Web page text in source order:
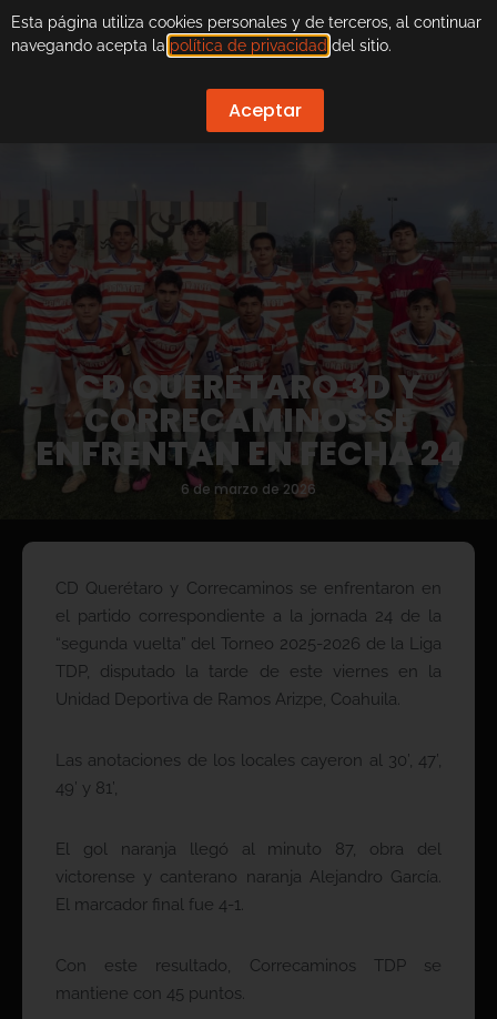
CD QUERÉTARO 3D Y
CORRECAMINOS SE
ENFRENTAN EN FECHA 24
6 de marzo de 2026
CD Querétaro y Correcaminos se enfrentaron en
el partido correspondiente a la jornada 24 de la
“segunda vuelta” del Torneo 2025-2026 de la Liga
TDP, disputado la tarde de este viernes en la
Unidad Deportiva de Ramos Arizpe, Coahuila.
Las anotaciones de los locales cayeron al 30’, 47’,
49’ y 81’,
El gol naranja llegó al minuto 87, obra del
victorense y canterano naranja Alejandro García.
El marcador final fue 4-1.
Con este resultado, Correcaminos TDP se
mantiene con 45 puntos.
Esta página utiliza cookies personales y de terceros, al continuar
navegando acepta la política de privacidad del sitio.
Aceptar